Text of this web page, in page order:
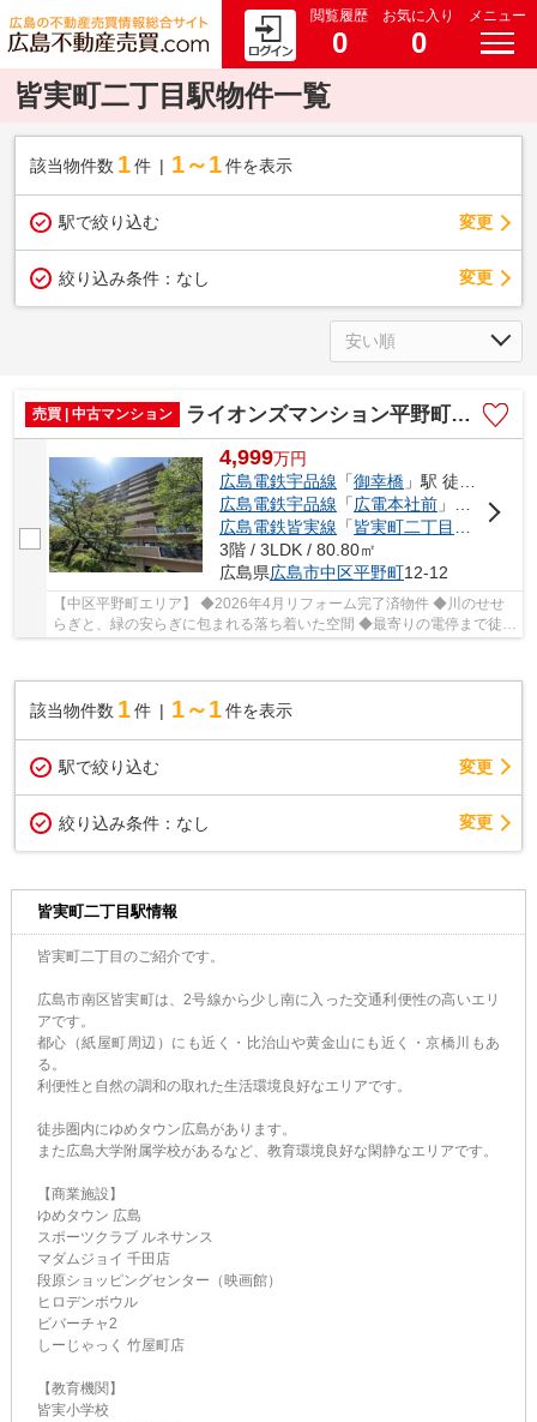
閲覧履歴
0
お気に入り
0
メニュー
皆実町二丁目駅物件一覧
該当物件数 1件 1～1 件を表示
駅で絞り込む 変更
絞り込み条件： なし 変更
売買 | 中古マンション ライオンズマンション平野町リバーステージ
4,999万円
広島電鉄宇品線 「御幸橋 」駅 徒歩4分
広島電鉄宇品線 「広電本社前 」駅 徒歩7分
広島電鉄皆実線 「皆実町二丁目 」駅 徒歩
3階 / 3LDK / 80.80㎡
広島県広島市中区平野町12-12
【中区平野町エリア】 ◆2026年4月リフォーム完了済物件 ◆川のせせ
らぎと、緑の安らぎに包まれる落ち着いた空間 ◆最寄りの電停まで徒歩
該当物件数 1件 1～1 件を表示
駅で絞り込む 変更
絞り込み条件： なし 変更
皆実町二丁目駅情報
皆実町二丁目のご紹介です。
広島市南区皆実町は、2号線から少し南に入った交通利便性の高いエリ
アです。
都心（紙屋町周辺）にも近く・比治山や黄金山にも近く・京橋川もあ
る。
利便性と自然の調和の取れた生活環境良好なエリアです。
徒歩圏内にゆめタウン広島があります。
また広島大学附属学校があるなど、教育環境良好な閑静なエリアです。
【商業施設】
ゆめタウン 広島
スポーツクラブ ルネサンス
マダムジョイ 千田店
段原ショッピングセンター（映画館）
ヒロデンボウル
ビバーチャ2
しーじゃっく 竹屋町店
【教育機関】
皆実小学校